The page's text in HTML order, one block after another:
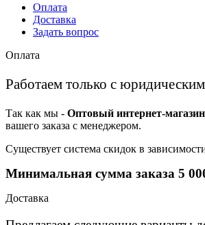
Оплата
Доставка
Задать вопрос
Оплата
Работаем только с
Так как мы - Оптовый интернет-магазин
вашего заказа с менеджером.
Существует система скидок в
Минимальная сумма заказа 5
Доставка